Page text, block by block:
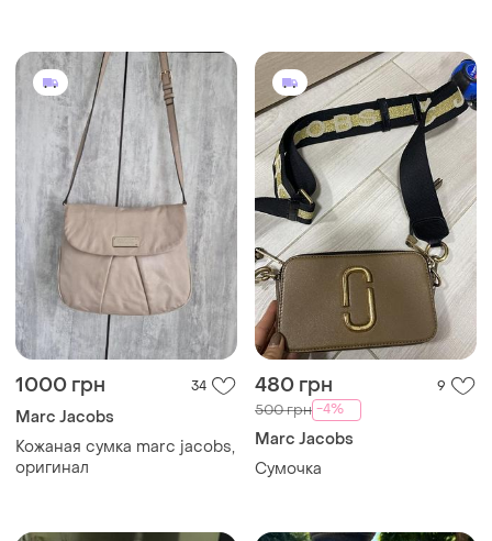
1000 грн 34
Marc Jacobs
Кожаная сумка marc jacobs,
оригинал
480 грн 9
500 грн -4%
Marc Jacobs
Сумочка